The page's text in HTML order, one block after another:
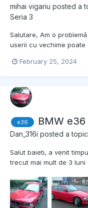
mihai vigariu posted a
Seria 3
Salutare, Am o
userii cu vechime poate
Ralantiul este stabil, nu
sa conduc, la inceput
February 25, 2024
e36 BMW
Dan_316i posted a
Salut baieti, a venit
trecut mai mult de 3
incepand cu 1 iulie
inceput sa ma bata